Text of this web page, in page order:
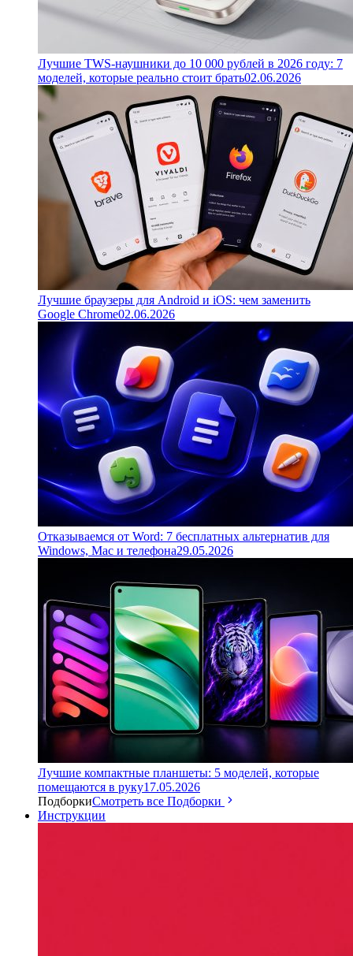
Лучшие TWS-наушники до 10 000 рублей в 2026 году: 7
моделей, которые реально стоит брать02.06.2026
Лучшие браузеры для Android и iOS: чем заменить
Google Chrome02.06.2026
Отказываемся от Word: 7 бесплатных альтернатив для
Windows, Mac и телефона29.05.2026
Лучшие компактные планшеты: 5 моделей, которые
помещаются в руку17.05.2026
ПодборкиСмотреть все Подборки
Инструкции